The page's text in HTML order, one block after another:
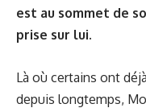
est au sommet de
prise sur lui.
Là où certains ont
depuis longtemps,